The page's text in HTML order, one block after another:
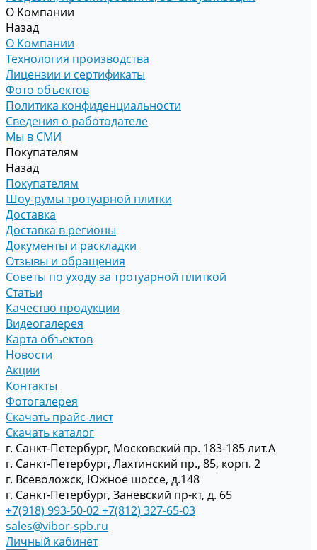
О Компании
Назад
О Компании
Технология производства
Лицензии и сертификаты
Фото объектов
Политика конфиденциальности
Сведения о работодателе
Мы в СМИ
Покупателям
Назад
Покупателям
Шоу-румы тротуарной плитки
Доставка
Доставка в регионы
Документы и раскладки
Отзывы и обращения
Советы по уходу за тротуарной плиткой
Статьи
Качество продукции
Видеогалерея
Карта объектов
Новости
Акции
Контакты
Фотогалерея
Скачать прайс-лист
Скачать каталог
г. Санкт-Петербург, Московский пр. 183-185 лит.А
г. Санкт-Петербург, Лахтинский пр., 85, корп. 2
г. Всеволожск, Южное шоссе, д.148
г. Санкт-Петербург, Заневский пр-кт, д. 65
+7(918) 993-50-02+7(812) 327-65-03
sales@vibor-spb.ru
Личный кабинет